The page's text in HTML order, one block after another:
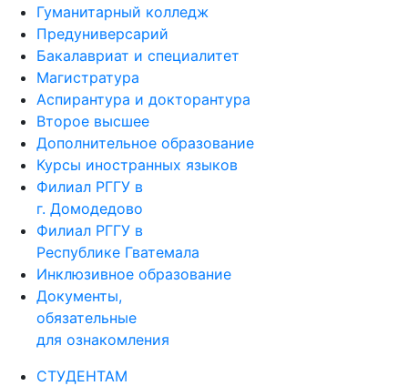
Гуманитарный колледж
Предуниверсарий
Бакалавриат и специалитет
Магистратура
Аспирантура и докторантура
Второе высшее
Дополнительное образование
Курсы иностранных языков
Филиал РГГУ в
г. Домодедово
Филиал РГГУ в
Республике Гватемала
Инклюзивное образование
Документы,
обязательные
для ознакомления
СТУДЕНТАМ